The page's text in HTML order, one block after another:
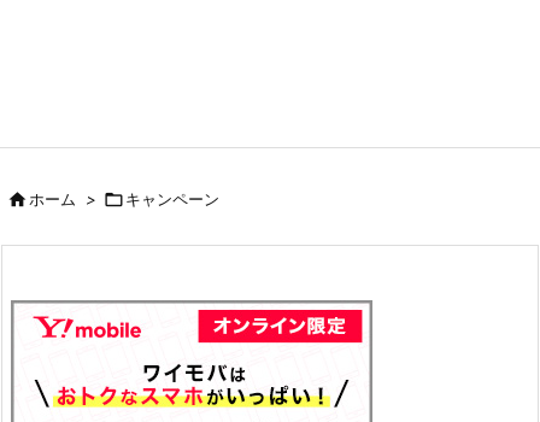
ホーム > キャンペーン